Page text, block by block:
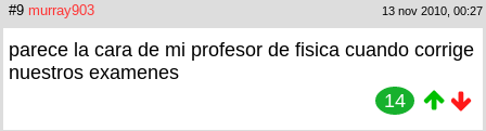
#9 murray903 13 nov 2010, 00:27
parece la cara de mi profesor de fisica cuando corrige
nuestros examenes
14